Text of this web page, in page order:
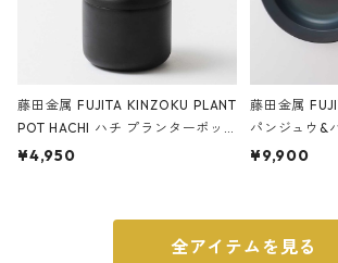
藤田金属 FUJITA KINZOKU PLANT
POT HACHI ハチ プランターポッ
ト 3号 ブラック
¥4,950
藤田金属
パンジュウ&
m ガス火・IH
¥9,900
全アイテムを見る